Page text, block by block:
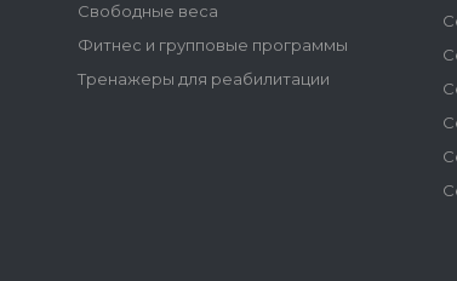
Свободные веса
Фитнес и групповые программы
Тренажеры для реабилитации